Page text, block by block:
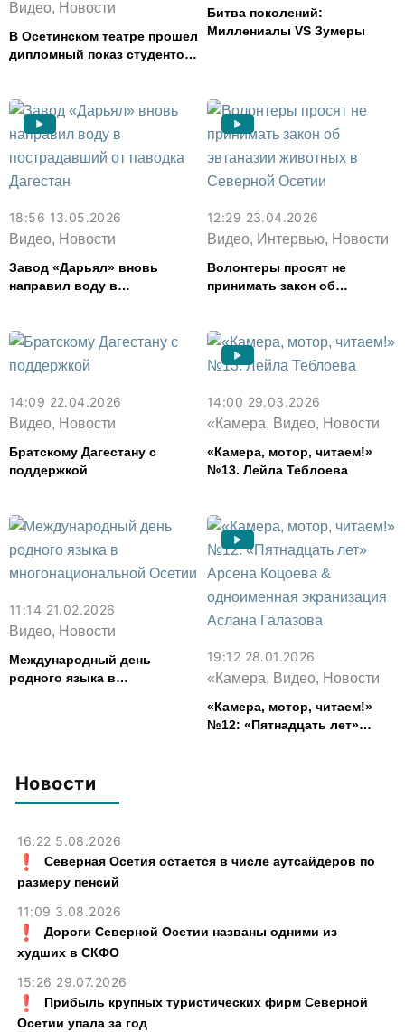
Новости
16:22 5.08.2026
Северная Осетия остается в числе аутсайдеров по
размеру пенсий
11:09 3.08.2026
Дороги Северной Осетии названы одними из
худших в СКФО
15:26 29.07.2026
Прибыль крупных туристических фирм Северной
Осетии упала за год
Видео, Новости
В Осетинском театре прошел
дипломный показ студентов
Битва поколений:
Миллениалы VS Зумеры
18:56 13.05.2026
Видео, Новости
Завод «Дарьял» вновь
направил воду в
12:29 23.04.2026
Видео, Интервью, Новости
Волонтеры просят не
принимать закон об
14:09 22.04.2026
Видео, Новости
Братскому Дагестану с
поддержкой
14:00 29.03.2026
«Камера, Видео, Новости
«Камера, мотор, читаем!»
№13. Лейла Теблоева
11:14 21.02.2026
Видео, Новости
Международный день
родного языка в
19:12 28.01.2026
«Камера, Видео, Новости
«Камера, мотор, читаем!»
№12: «Пятнадцать лет»